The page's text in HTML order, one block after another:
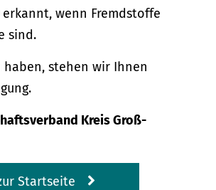
erkannt, wenn Fremdstoffe
sind.
haben, stehen wir Ihnen
Kreis Groß-
Startseite